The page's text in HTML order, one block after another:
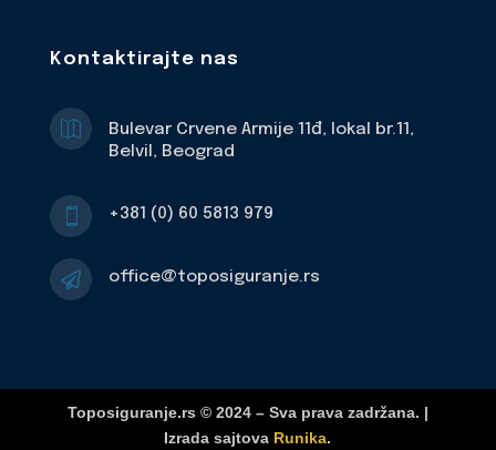
Kontaktirajte nas
Bulevar Crvene Armije 11đ, lokal br.11,
Belvil, Beograd
+381 (0) 60 5813 979
 office@toposiguranje.rs
Toposiguranje.rs © 2024 – Sva prava zadržana. |
Izrada sajtova Runika.